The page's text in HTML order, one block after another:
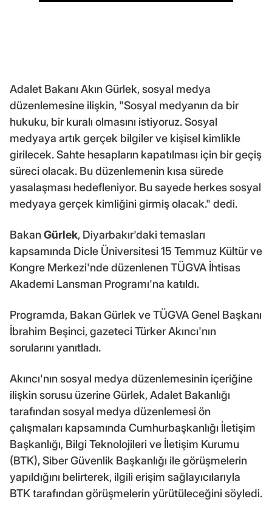
Adalet Bakanı Akın Gürlek, sosyal medya
düzenlemesine ilişkin, "Sosyal medyanın da bir
hukuku, bir kuralı olmasını istiyoruz. Sosyal
medyaya artık gerçek bilgiler ve kişisel kimlikle
girilecek. Sahte hesapların kapatılması için bir geçiş
süreci olacak. Bu düzenlemenin kısa sürede
yasalaşması hedefleniyor. Bu sayede herkes sosyal
medyaya gerçek kimliğini girmiş olacak." dedi.
BakanGürlek, Diyarbakır'daki temasları
kapsamında Dicle Üniversitesi 15 Temmuz Kültür ve
Kongre Merkezi'nde düzenlenen TÜGVA İhtisas
Akademi Lansman Programı'na katıldı.
Programda, Bakan Gürlek ve TÜGVA Genel Başkanı
İbrahim Beşinci, gazeteci Türker Akıncı'nın
sorularını yanıtladı.
Akıncı'nın sosyal medya düzenlemesinin içeriğine
ilişkin sorusu üzerine Gürlek, Adalet Bakanlığı
tarafından sosyal medya düzenlemesi ön
çalışmaları kapsamında Cumhurbaşkanlığı İletişim
Başkanlığı, Bilgi Teknolojileri ve İletişim Kurumu
(BTK), Siber Güvenlik Başkanlığı ile görüşmelerin
yapıldığını belirterek, ilgili erişim sağlayıcılarıyla
BTK tarafından görüşmelerin yürütüleceğini söyledi.